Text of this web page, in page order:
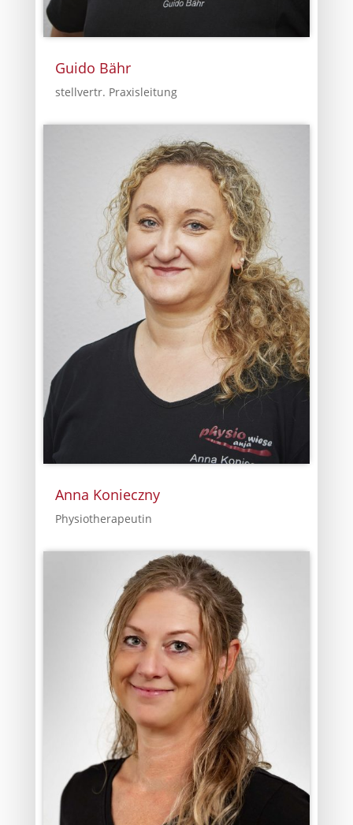
Guido Bähr
stellvertr. Praxisleitung
Anna Konieczny
Physiotherapeutin